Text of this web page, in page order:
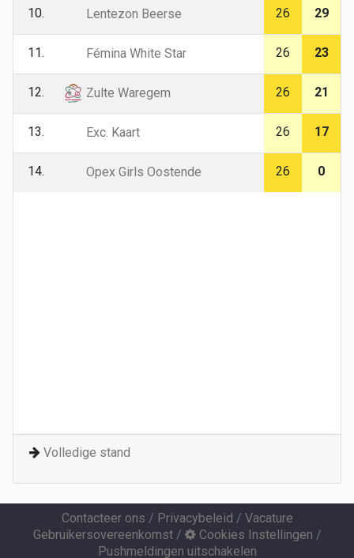
10. Lentezon Beerse 26 29
11. Fémina White Star 26 23
12. Zulte Waregem 26 21
13. Exc. Kaart 26 17
14. Opex Girls Oostende 26 0
Volledige stand
Contacteer ons / Privacybeleid / Vacature
Gebruikersovereenkomst/ Cookies Instellingen /
Pushmeldingen uitschakelen